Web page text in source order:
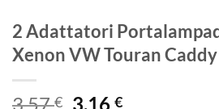
2 Adattatori
Xenon VW Touran
3,57€ Il
3,16€Il